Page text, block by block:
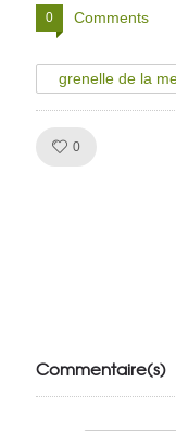
0 Comments
grenelle de la
0
Commentaire(s)